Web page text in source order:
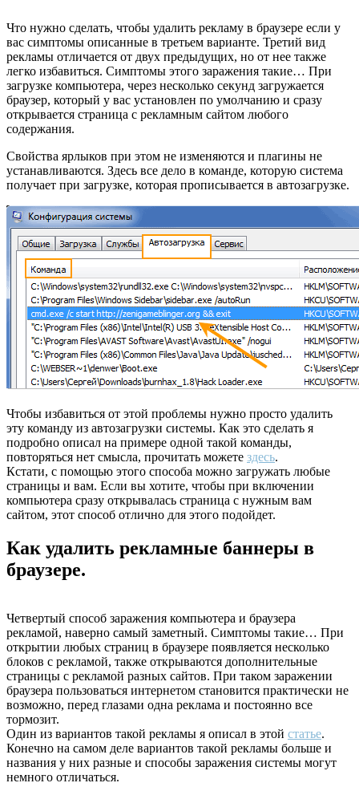
Что нужно сделать, чтобы удалить рекламу в браузере если у
вас симптомы описанные в третьем варианте. Третий вид
рекламы отличается от двух предыдущих, но от нее также
легко избавиться. Симптомы этого заражения такие… При
загрузке компьютера, через несколько секунд загружается
браузер, который у вас установлен по умолчанию и сразу
открывается страница с рекламным сайтом любого
содержания.
Свойства ярлыков при этом не изменяются и плагины не
устанавливаются. Здесь все дело в команде, которую система
получает при загрузке, которая прописывается в автозагрузке.
Чтобы избавиться от этой проблемы нужно просто удалить
эту команду из автозагрузки системы. Как это сделать я
подробно описал на примере одной такой команды,
повторяться нет смысла, прочитать можете здесь.
Кстати, с помощью этого способа можно загружать любые
страницы и вам. Если вы хотите, чтобы при включении
компьютера сразу открывалась страница с нужным вам
сайтом, этот способ отлично для этого подойдет.
Как удалить рекламные баннеры в
браузере.
Четвертый способ заражения компьютера и браузера
рекламой, наверно самый заметный. Симптомы такие… При
открытии любых страниц в браузере появляется несколько
блоков с рекламой, также открываются дополнительные
страницы с рекламой разных сайтов. При таком заражении
браузера пользоваться интернетом становится практически не
возможно, перед глазами одна реклама и постоянно все
тормозит.
Один из вариантов такой рекламы я описал в этой статье.
Конечно на самом деле вариантов такой рекламы больше и
названия у них разные и способы заражения системы могут
немного отличаться.